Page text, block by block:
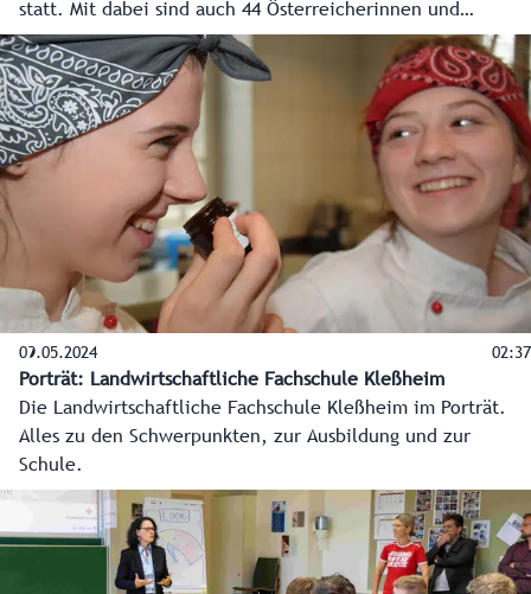
statt. Mit dabei sind auch 44 Österreicherinnen und
Österreicher. Einer davon ist der Salzburger Steinmetz
Jakob Enzensberger. Für das Training kommt er wieder an
seine Ausbildungsstätte, die Landesberufsschule (LBS) Wals,
zurück.
09.05.2024 02:37
Porträt: Landwirtschaftliche Fachschule Kleßheim
Die Landwirtschaftliche Fachschule Kleßheim im Porträt.
Alles zu den Schwerpunkten, zur Ausbildung und zur
Schule.